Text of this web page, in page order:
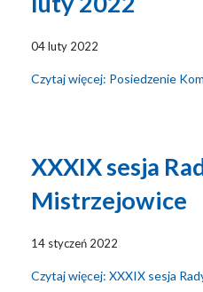
04 luty 2022
Czytaj więcej: Posiedzenie
XXXIX sesja
Mistrzejowice
14 styczeń 2022
Czytaj więcej: XXXIX sesja